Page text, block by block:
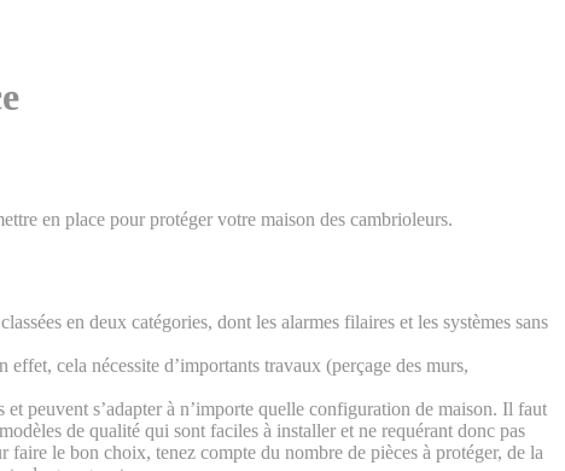
en place pour protéger votre maison des cambrioleurs.
en deux catégories, dont les alarmes filaires et les systèmes sans
cela nécessite d’importants travaux (perçage des murs,
peuvent s’adapter à n’importe quelle configuration de maison. Il faut
de qualité qui sont faciles à installer et ne requérant donc pas
faire le bon choix, tenez compte du nombre de pièces à protéger, de la